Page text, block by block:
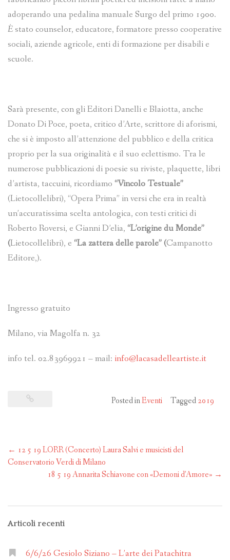
adoperando una pedalina manuale Surgo del primo 1900.
È stato counselor, educatore, formatore presso cooperative
sociali, aziende agricole, enti di formazione per disabili e
scuole.
Sarà presente, con gli Editori Danelli e Blaiotta, anche
Donato Di Poce, poeta, critico d’Arte, scrittore di aforismi,
che si è imposto all’attenzione del pubblico e della critica
proprio per la sua originalità e il suo eclettismo. Tra le
numerose pubblicazioni di poesie su riviste, plaquette, libri
d’artista, taccuini, ricordiamo “Vincolo Testuale”
(Lietocollelibri), “Opera Prima” in versi che era in realtà
un’accuratissima scelta antologica, con testi critici di
Roberto Roversi, e Gianni D’elia, “L’origine du Monde”
(Lietocollelibri), e “La zattera delle parole” (Campanotto
Editore,).
Ingresso gratuito
Milano, via Magolfa n. 32
info tel. 02.83969921 – mail: info@lacasadelleartiste.it
Posted inEventi Tagged2019
Post
navigation
← 12 5 19 LORR (Concerto) Laura Salvi e musicisti del
Conservatorio Verdi di Milano
18 5 19 Annarita Schiavone con «Demoni d’Amore» →
Articoli recenti
6/6/26 Gesiolo Siziano – L’arte dei Patachitra